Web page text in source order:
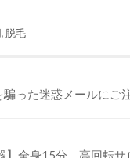
, 脱毛
った迷惑メールにご
】全身15分。高回転